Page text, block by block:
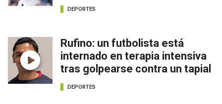
DEPORTES
Rufino: un futbolista está
internado en terapia intensiva
tras golpearse contra un tapial
DEPORTES